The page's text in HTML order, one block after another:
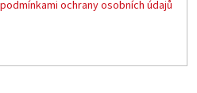
podmínkami ochrany osobních údajů